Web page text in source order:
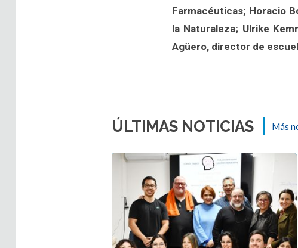
Farmacéuticas; Horacio
la Naturaleza; Ulrike
Agüero, director de
ÚLTIMAS NOTICIAS Más